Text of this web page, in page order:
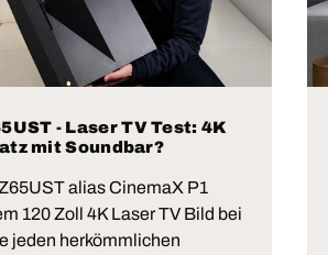
- Laser TV Test: 4K
mit Soundbar?
alias CinemaX P1
120 Zoll 4K Laser TV Bild bei
jeden herkömmlichen